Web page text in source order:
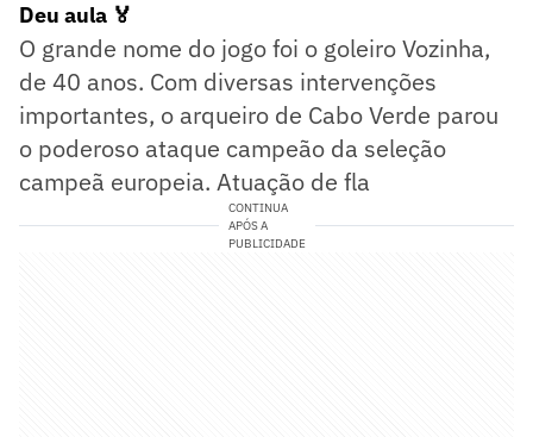
Deu aula 🏅
O grande nome do jogo foi o goleiro Vozinha,
de 40 anos. Com diversas intervenções
importantes, o arqueiro de Cabo Verde parou
o poderoso ataque campeão da seleção
campeã europeia. Atuação de fla
CONTINUA
APÓS A
PUBLICIDADE